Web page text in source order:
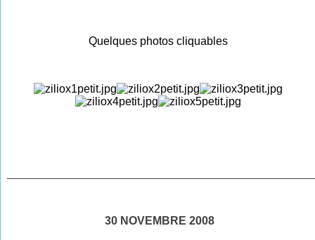
Quelques photos cliquables
30 NOVEMBRE 2008